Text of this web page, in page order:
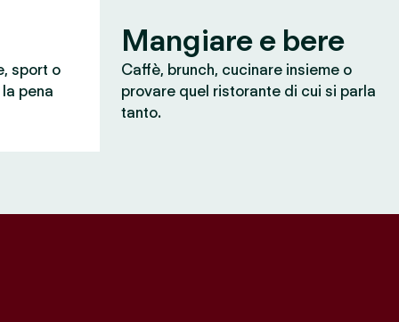
sport o
pena
Mangiare e bere
Caffè, brunch, cucinare insieme o
provare quel ristorante di cui si parla
tanto.